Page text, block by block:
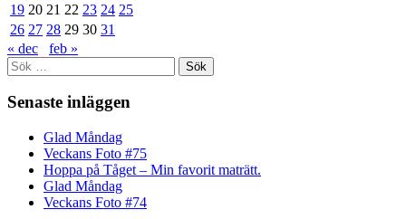
19 20 21 22 23 24 25
26 27 28 29 30 31
« dec
feb »
Sök
efter:
Senaste inläggen
Glad Måndag
Veckans Foto #75
Hoppa på Tåget – Min favorit maträtt.
Glad Måndag
Veckans Foto #74